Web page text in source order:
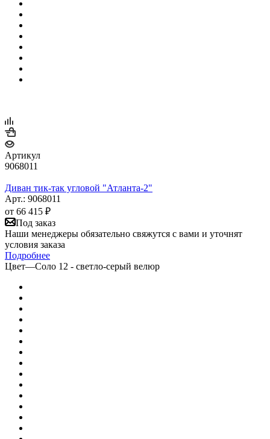
Артикул
9068011
Диван тик-так угловой "Атланта-2"
Арт.: 9068011
от 66 415 ₽
Под заказ
Наши менеджеры обязательно свяжутся с вами и уточнят
условия заказа
Подробнее
Цвет—Соло 12 - светло-серый велюр